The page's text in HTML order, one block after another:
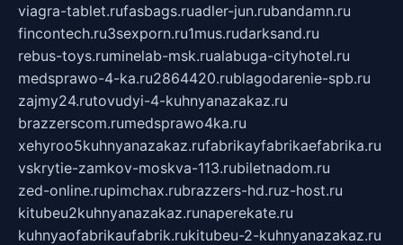
viagra-tablet.rufasbags.ruadler-jun.rubandamn.ru
fincontech.ru3sexporn.ru1mus.rudarksand.ru
rebus-toys.ruminelab-msk.rualabuga-cityhotel.ru
medsprawo-4-ka.ru2864420.rublagodarenie-spb.ru
zajmy24.rutovudyi-4-kuhnyanazakaz.ru
brazzerscom.rumedsprawo4ka.ru
xehyroo5kuhnyanazakaz.rufabrikayfabrikaefabrika.ru
vskrytie-zamkov-moskva-113.rubiletnadom.ru
zed-online.rupimchax.rubrazzers-hd.ruz-host.ru
kitubeu2kuhnyanazakaz.runaperekate.ru
kuhnyaofabrikaufabrik.rukitubeu-2-kuhnyanazakaz.ru